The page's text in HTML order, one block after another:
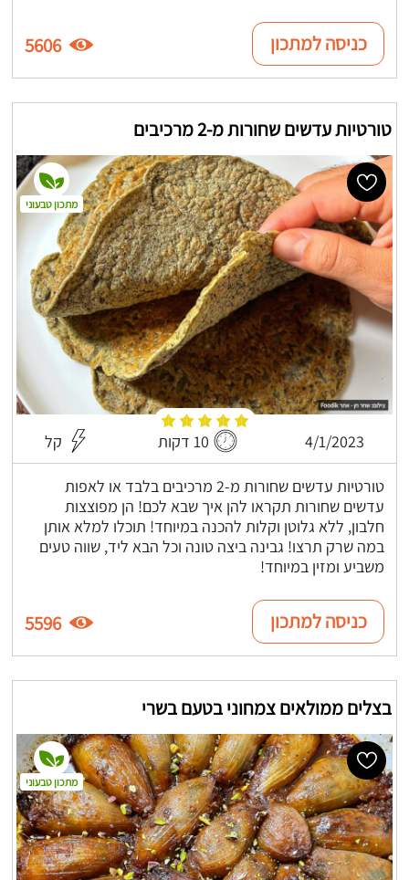
כניסה למתכון 5606
טורטיות עדשים שחורות מ-2 מרכיבים
4/1/2023 10 דקות קל
טורטיות עדשים שחורות מ-2 מרכיבים בלבד או לאפות
עדשים שחורות תקראו להן איך שבא לכם! הן מפוצצות
חלבון, ללא גלוטן וקלות להכנה במיוחד! תוכלו למלא אותן
במה שרק תרצו! גבינה ביצה טונה וכל הבא ליד, שווה טעים
משביע ומזין במיוחד!
מתכון טבעוני
כניסה למתכון 5596
בצלים ממולאים צמחוני בטעם בשרי
מתכון טבעוני